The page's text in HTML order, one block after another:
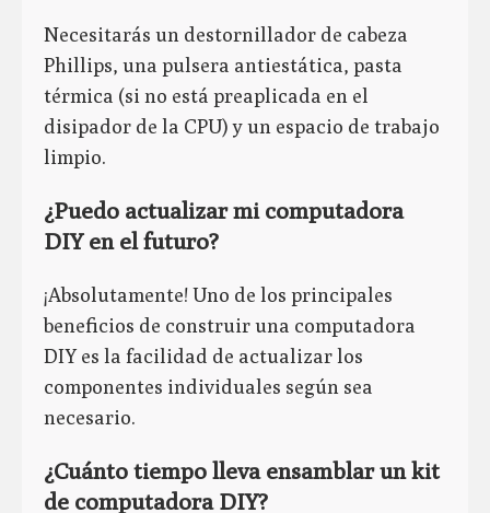
Necesitarás un destornillador de cabeza
Phillips, una pulsera antiestática, pasta
térmica (si no está preaplicada en el
disipador de la CPU) y un espacio de trabajo
limpio.
¿Puedo actualizar mi computadora
DIY en el futuro?
¡Absolutamente! Uno de los principales
beneficios de construir una computadora
DIY es la facilidad de actualizar los
componentes individuales según sea
necesario.
¿Cuánto tiempo lleva ensamblar un kit
de computadora DIY?